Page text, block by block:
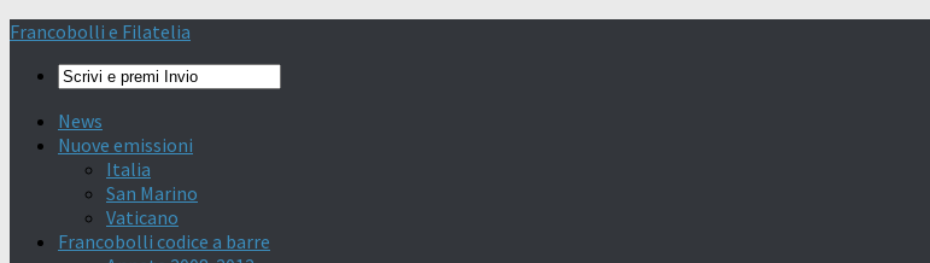
Francobolli e Filatelia
News
Nuove emissioni
Italia
San Marino
Vaticano
Francobolli codice a barre